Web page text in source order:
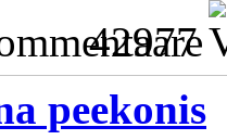
42977
peekonis